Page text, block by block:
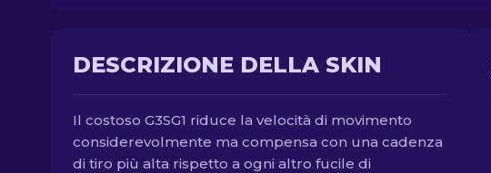
DESCRIZIONE DELLA SKIN
Il costoso G3SG1 riduce la velocità di movimento
considerevolmente ma compensa con una cadenza
di tiro più alta rispetto a ogni altro fucile di